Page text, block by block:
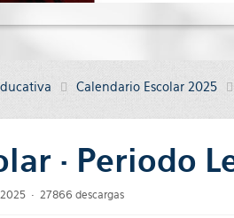
Calendario Escolar 2025
· Periodo
27866 descargas